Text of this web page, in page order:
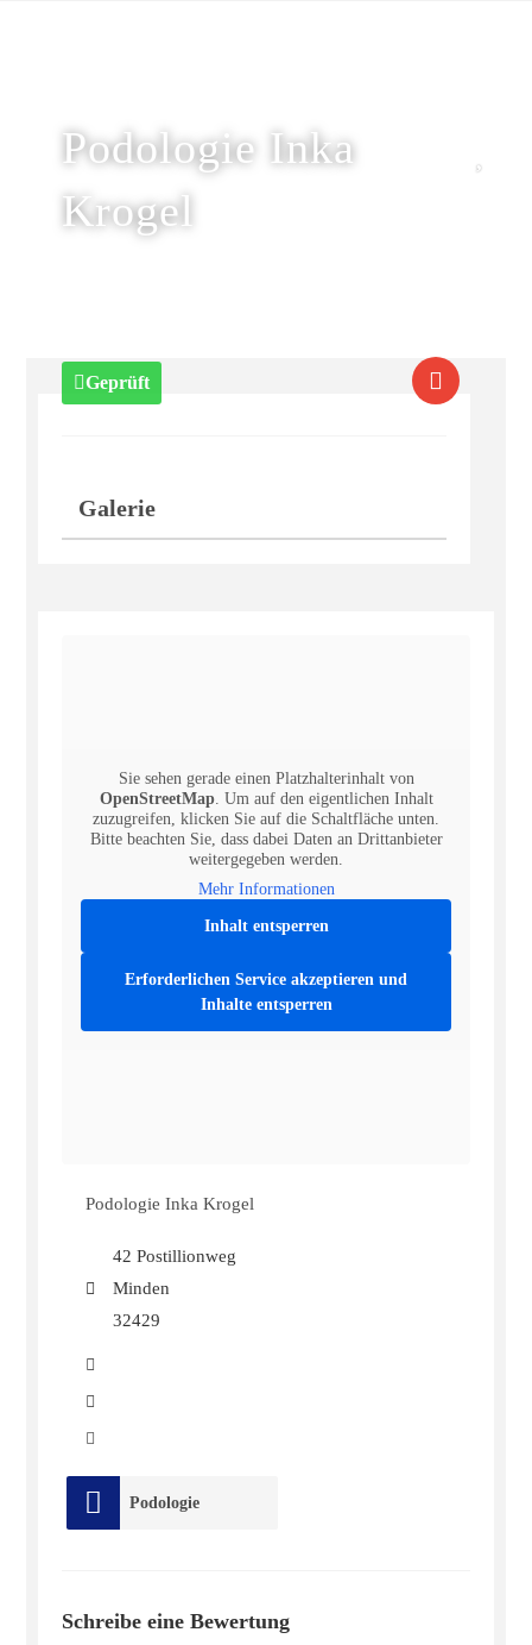
Podologie Inka
Krogel
Geprüft
Galerie
Sie sehen gerade einen Platzhalterinhalt von
OpenStreetMap. Um auf den eigentlichen Inhalt
zuzugreifen, klicken Sie auf die Schaltfläche unten.
Bitte beachten Sie, dass dabei Daten an Drittanbieter
weitergegeben werden.
Mehr Informationen
Inhalt entsperren
Erforderlichen Service akzeptieren und
Inhalte entsperren
Podologie Inka Krogel
42 Postillionweg
Minden
32429
Podologie
Schreibe eine Bewertung